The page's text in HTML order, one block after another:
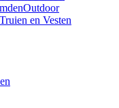
Outdoor
en Vesten